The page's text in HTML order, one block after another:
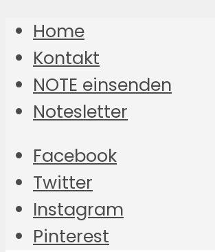
Home
Kontakt
NOTE einsenden
Notesletter
Facebook
Twitter
Instagram
Pinterest